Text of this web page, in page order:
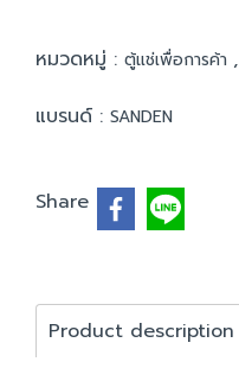
หมวดหมู่ : ตู้แช่เพื่อการค้า ,
แบรนด์ : SANDEN
Share
Product description